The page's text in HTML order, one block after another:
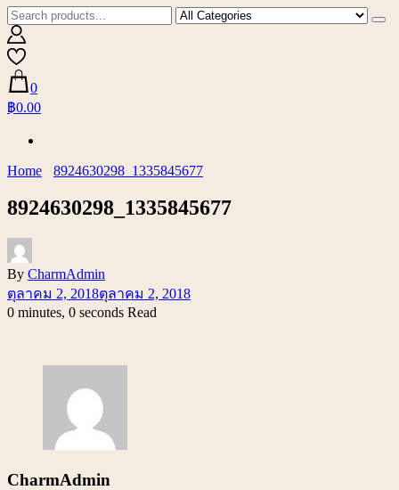
0
฿0.00
Home 8924630298_1335845677
8924630298_1335845677
By CharmAdmin
ตุลาคม 2, 2018ตุลาคม 2, 2018
0 minutes, 0 seconds Read
CharmAdmin